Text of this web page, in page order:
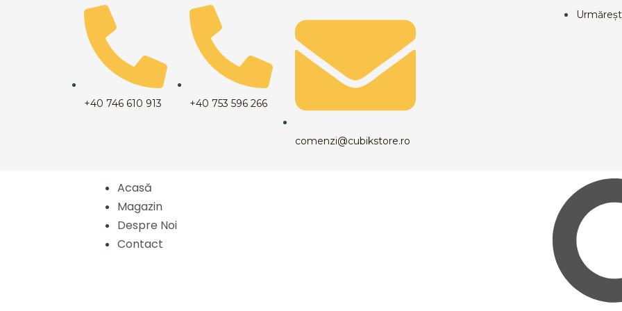
+40 746 610 913 +40 753 596 266
comenzi@cubikstore.ro
Acasă
Magazin
Despre Noi
Contact
Caută